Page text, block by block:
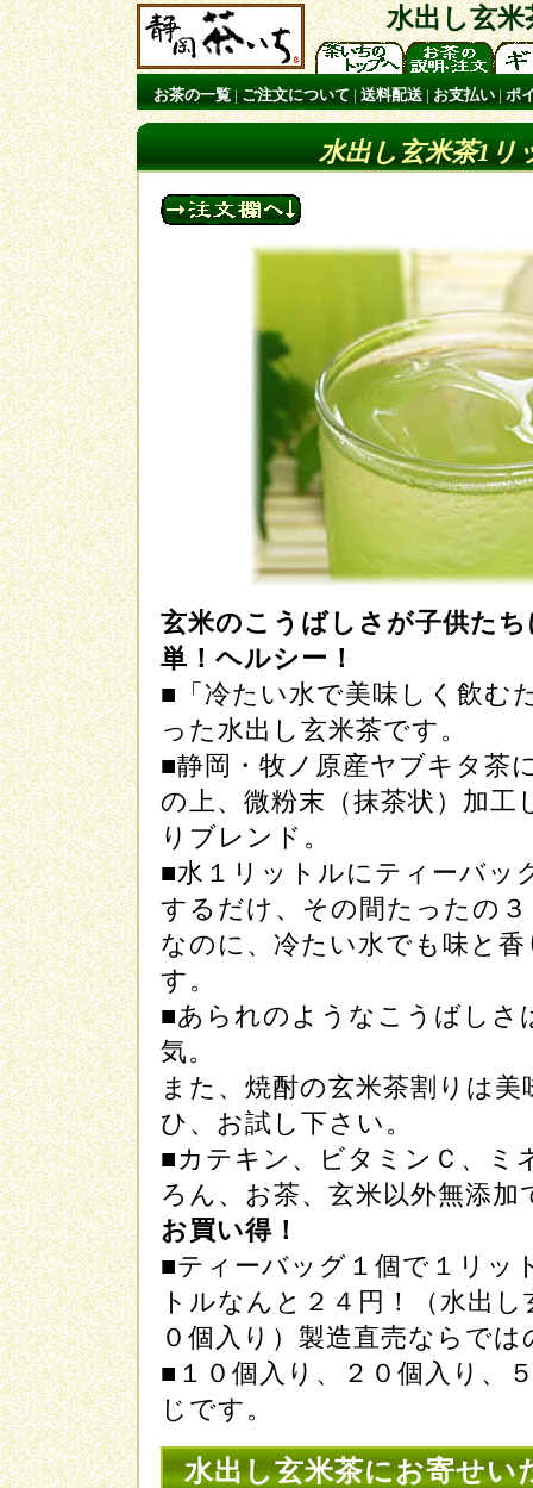
水出し玄米
お茶の一覧 | ご注文について | 送料配送 | お支払い | ポ
水出し玄米茶1リ
玄米のこうばしさが子供た
単！ヘルシー！
■「冷たい水で美味しく飲む
った水出し玄米茶です。
■静岡・牧ノ原産ヤブキタ茶
の上、微粉末（抹茶状）加
りブレンド。
■水１リットルにティーバッ
するだけ、その間たったの
なのに、冷たい水でも味と
す。
■あられのようなこうばしさ
気。
また、焼酎の玄米茶割りは
ひ、お試し下さい。
■カテキン、ビタミンＣ、ミ
ろん、お茶、玄米以外無添加
お買い得！
■ティーバッグ１個で１リッ
トルなんと２４円！（水出
０個入り）製造直売ならで
■１０個入り、２０個入り、
じです。
水出し玄米茶にお寄せい